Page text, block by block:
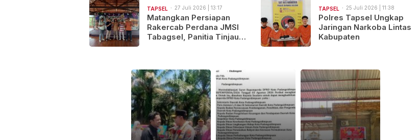
TAPSEL 27 Juli 2026 | 13:17
Matangkan Persiapan
Rakercab Perdana JMSI
Tabagsel, Panitia Tinjau
TAPSEL 25 Juli 2026 | 11:38
Polres Tapsel Ungkap
Jaringan Narkoba Lintas
Kabupaten